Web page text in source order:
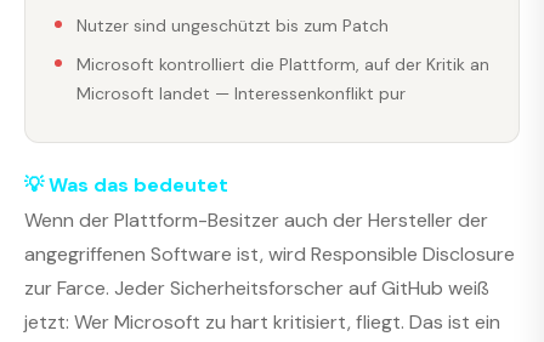
Nutzer sind ungeschützt bis zum Patch
Microsoft kontrolliert die Plattform, auf der Kritik an
Microsoft landet — Interessenkonflikt pur
💡 Was das bedeutet
Wenn der Plattform-Besitzer auch der Hersteller der
angegriffenen Software ist, wird Responsible Disclosure
zur Farce. Jeder Sicherheitsforscher auf GitHub weiß
jetzt: Wer Microsoft zu hart kritisiert, fliegt. Das ist ein